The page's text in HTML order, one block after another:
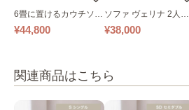
6畳に置けるカウチソフ
ァ｜ベージュ
¥44,800
ソファ ヴェリナ 2人掛
け
¥38,000
関連商品はこちら